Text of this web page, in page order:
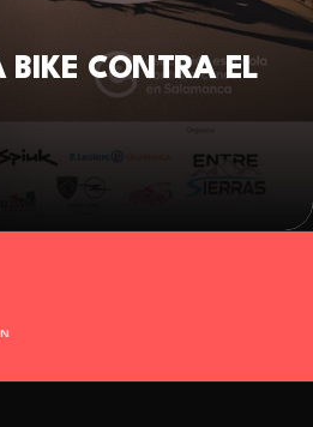
CONTRA EL